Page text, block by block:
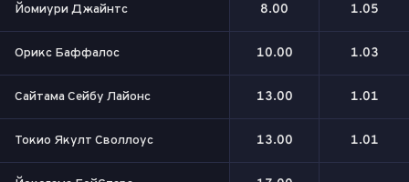
Йомиури Джайнтс 8.00 1.05
Орикс Баффалос 10.00 1.03
Сайтама Сейбу Лайонс 13.00 1.01
Токио Якулт Своллоус 13.00 1.01